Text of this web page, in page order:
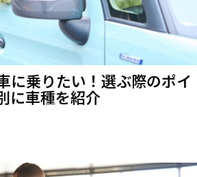
に乗りたい！選ぶ際のポイ
に車種を紹介